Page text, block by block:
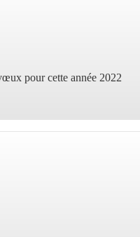
pour cette année 2022